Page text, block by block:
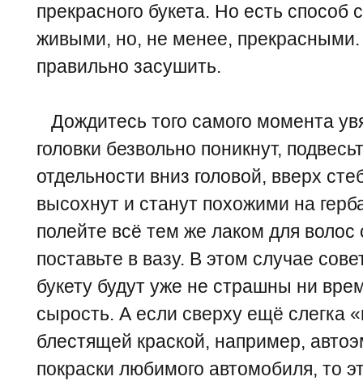
прекрасного букета. Но есть способ
живыми, но, не менее,
правильно засушить.
Дождитесь того самого момента
головки безвольно поникнут,
отдельности вниз головой, вверх
высохнут и станут похожими на
полейте всё тем же лаком для
поставьте в вазу. В этом случае
букету будут уже не страшны ни
сырость. А если сверху ещё слегка
блестящей краской, например,
покраски любимого автомобиля, то